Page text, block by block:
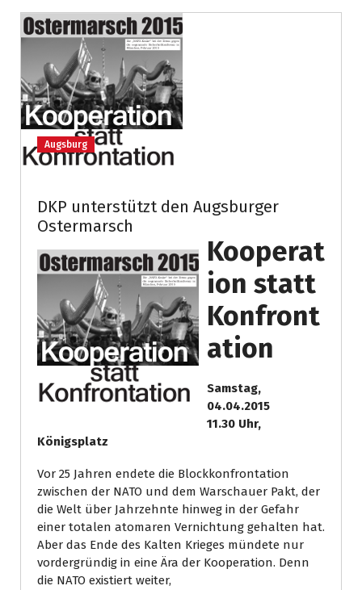
Augsburg
DKP unterstützt den Augsburger
Ostermarsch
Kooperat
ion statt
Konfront
ation
Samstag,
04.04.2015
11.30 Uhr,
Königsplatz
Vor 25 Jahren endete die Blockkonfrontation
zwischen der NATO und dem Warschauer Pakt, der
die Welt über Jahrzehnte hinweg in der Gefahr
einer totalen atomaren Vernichtung gehalten hat.
Aber das Ende des Kalten Krieges mündete nur
vordergründig in eine Ära der Kooperation. Denn
die NATO existiert weiter,